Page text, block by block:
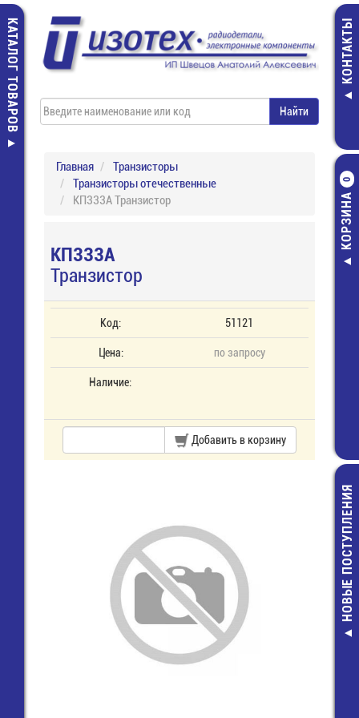
КАТАЛОГ ТОВАРОВ КОНТАКТЫ
КОРЗИНА
0
Д226Б
12,00НОВЫЕ ПОСТУПЛЕНИЯ
Главная
Транзисторы
Транзисторы отечественные
КП333А Транзистор
КП333А
Транзистор
Код: 51121
Цена: по запросу
Наличие:
Добавить в корзину